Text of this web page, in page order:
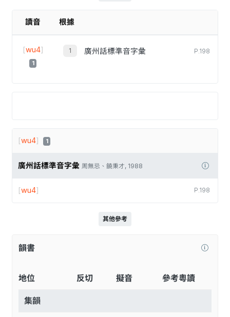
讀音 根據
[wu4]
1
廣州話標準音字彙 P.198
[wu4] 1
廣州話標準音字彙 周無忌、饒秉才, 1988
P.198
[wu4]
其他參考
韻書
地位 反切 擬音 參考粵讀
集韻